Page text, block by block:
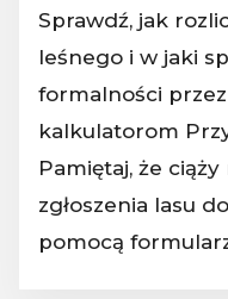
Sprawdź, jak
leśnego i w jaki
formalności
kalkulatorom
Pamiętaj, że
zgłoszenia lasu
pomocą